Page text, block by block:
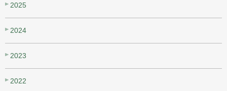
2025
2024
2023
2022